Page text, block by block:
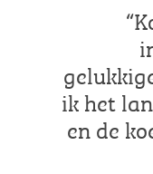
ik het
en de